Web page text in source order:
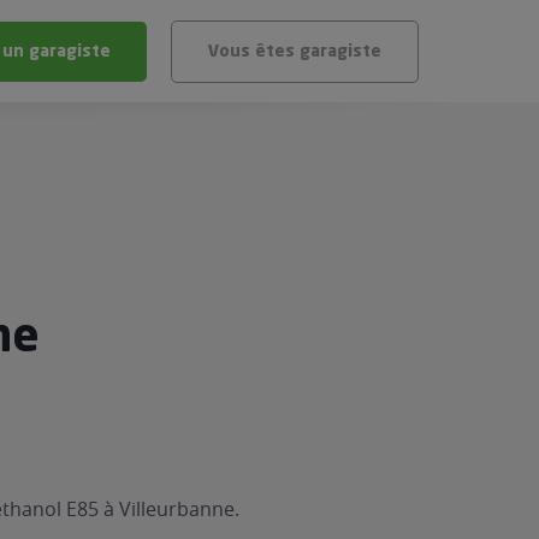
garagiste Vous êtes garagiste
E85 à Villeurbanne.